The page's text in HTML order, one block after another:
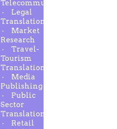
Telecommunication
Legal
Translation
Market
Research
Travel-
Tourism
Translation
Media
Publishing
Public
Sector
Translation
Retail